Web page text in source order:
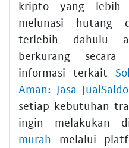
kripto yang lebih
melunasi hutang
terlebih dahulu
berkurang secara
informasi terkait
Aman: Jasa
setiap kebutuhan
ingin melakukan
murah melalui